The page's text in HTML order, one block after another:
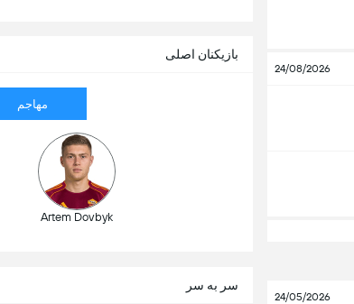
24/08/2026
24/05/2026
بازیکنان اصلی
مهاجم
Artem Dovbyk
سر به سر